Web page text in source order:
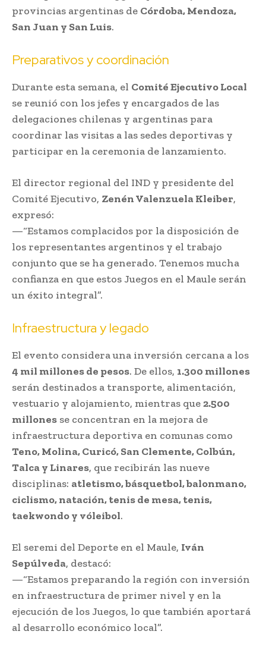
provincias argentinas de Córdoba, Mendoza,
San Juan y San Luis.
Preparativos y coordinación
Durante esta semana, el Comité Ejecutivo Local
se reunió con los jefes y encargados de las
delegaciones chilenas y argentinas para
coordinar las visitas a las sedes deportivas y
participar en la ceremonia de lanzamiento.
El director regional del IND y presidente del
Comité Ejecutivo, Zenén Valenzuela Kleiber,
expresó:
—“Estamos complacidos por la disposición de
los representantes argentinos y el trabajo
conjunto que se ha generado. Tenemos mucha
confianza en que estos Juegos en el Maule serán
un éxito integral”.
Infraestructura y legado
El evento considera una inversión cercana a los
4 mil millones de pesos. De ellos, 1.300 millones
serán destinados a transporte, alimentación,
vestuario y alojamiento, mientras que2.500
millones se concentran en la mejora de
infraestructura deportiva en comunas como
Teno, Molina, Curicó, San Clemente, Colbún,
Talca y Linares, que recibirán las nueve
disciplinas: atletismo, básquetbol, balonmano,
ciclismo, natación, tenis de mesa, tenis,
taekwondo y vóleibol.
El seremi del Deporte en el Maule, Iván
Sepúlveda, destacó:
—“Estamos preparando la región con inversión
en infraestructura de primer nivel y en la
ejecución de los Juegos, lo que también aportará
al desarrollo económico local”.